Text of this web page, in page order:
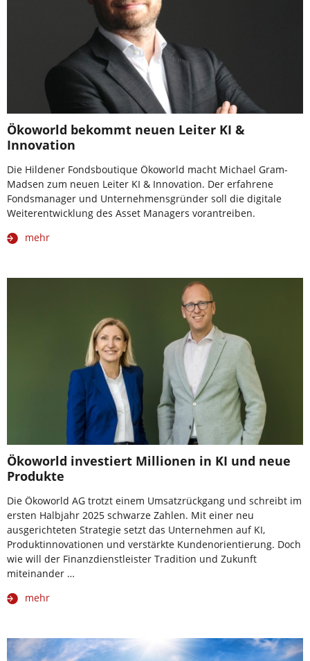
Ökoworld bekommt neuen Leiter KI &
Innovation
Die Hildener Fondsboutique Ökoworld macht Michael Gram-
Madsen zum neuen Leiter KI & Innovation. Der erfahrene
Fondsmanager und Unternehmensgründer soll die digitale
Weiterentwicklung des Asset Managers vorantreiben.
mehr
Ökoworld investiert Millionen in KI und neue
Produkte
Die Ökoworld AG trotzt einem Umsatzrückgang und schreibt im
ersten Halbjahr 2025 schwarze Zahlen. Mit einer neu
ausgerichteten Strategie setzt das Unternehmen auf KI,
Produktinnovationen und verstärkte Kundenorientierung. Doch
wie will der Finanzdienstleister Tradition und Zukunft
miteinander …
mehr